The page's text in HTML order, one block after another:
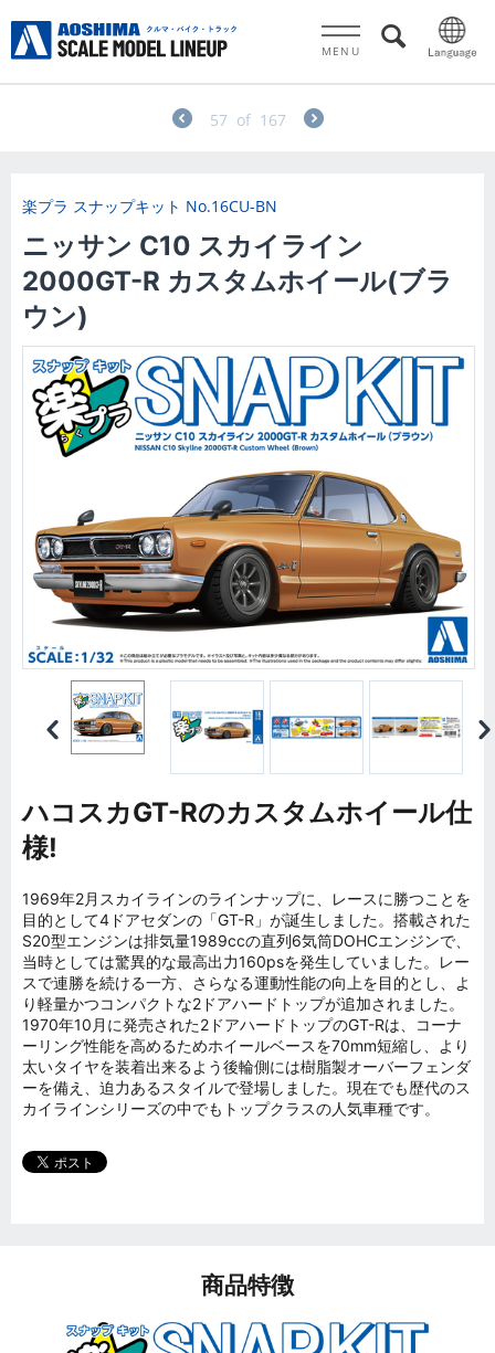
MENU
57 of 167
楽プラ スナップキット No.16CU-BN
ニッサン C10 スカイライン
2000GT-R カスタムホイール(ブラ
ウン)
ハコスカGT-Rのカスタムホイール仕
様!
1969年2月スカイラインのラインナップに、レースに勝つことを
目的として4ドアセダンの「GT-R」が誕生しました。搭載された
S20型エンジンは排気量1989ccの直列6気筒DOHCエンジンで、
当時としては驚異的な最高出力160psを発生していました。レー
スで連勝を続ける一方、さらなる運動性能の向上を目的とし、よ
り軽量かつコンパクトな2ドアハードトップが追加されました。
1970年10月に発売された2ドアハードトップのGT-Rは、コーナ
ーリング性能を高めるためホイールベースを70mm短縮し、より
太いタイヤを装着出来るよう後輪側には樹脂製オーバーフェンダ
ーを備え、迫力あるスタイルで登場しました。現在でも歴代のス
カイラインシリーズの中でもトップクラスの人気車種です。
商品特徴